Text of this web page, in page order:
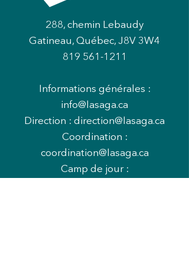
288, chemin Lebaudy
Gatineau, Québec, J8V 3W4
819 561-1211
Informations générales :
info@lasaga.ca
Direction : direction@lasaga.ca
Coordination :
coordination@lasaga.ca
Camp de jour :